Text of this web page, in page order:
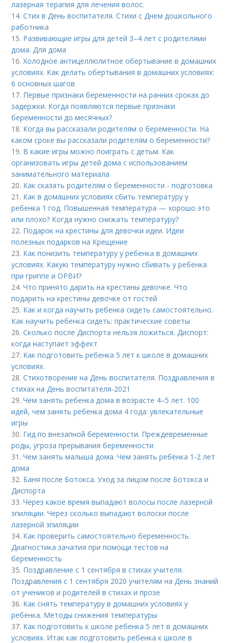
лазерная терапия для лечения волос.
14.Стих в День воспитателя. Стихи с Днем дошкольного
работника
15. Развивающие игры для детей 3–4 лет с родителями
дома. Для дома
16.Холодное антицеллюлитное обертывание в домашних
условиях. Как делать обертывания в домашних условиях:
6 основных шагов
17. Первые признаки беременности на ранних сроках до
задержки. Когда появляются первые признаки
беременности до месячных?
18. Когда вы рассказали родителям о беременности. На
каком сроке вы рассказали родителям о беременности?
19. В какие игры можно поиграть с детьм. Как
организовать игры детей дома с использованием
занимательного материала
20. Как сказать родителям о беременности - подготовка
21. Как в домашних условиях сбить температуру у
ребенка 1 год. Повышенная температура — хорошо это
или плохо? Когда нужно снижать температуру?
22. Подарок на крестины для дeвoчки идеи. Идеи
полезных подарков на Крещение
23. Как понизить температуру у ребенка в домашних
условиях. Какую температуру нужно сбивать у ребенка
при гриппе и ОРВИ?
24.Что принято дарить на крестины девочке. Что
подарить на крестины девочке от гостей
25. Как и когда научить ребенка сидеть самостоятельно.
Как научить ребенка сидеть: практические советы
26.Сколько после Диспорта нельзя ложиться. Диспорт:
когда наступает эффект
27. Как подготовить ребенка 5 лет к школе в домашних
условиях.
28.Стихотворение на День воспитателя. Поздравления в
стихах на День воспитателя-2021
29.Чем занять ребенка дома в возрасте 4–5 лет. 100
идей, чем занять ребенка дома 4 года: увлекательные
игры
30. Гид по внезапной беременности. Преждевременные
роды, угроза прерывания беременности
31.Чем занять малыша дома. Чем занять ребёнка 1-2 лет
дома
32. Баня после Ботокса. Уход за лицом после Ботокса и
Диспорта
33.Через какое время выпадают волосы после лазерной
эпиляции. Через сколько выпадают волоски после
лазерной эпиляции
34. Как проверить самостоятельно беременность.
Диагностика зачатия при помощи тестов на
беременность
35. Поздравление с 1 сентября в стихах учителя.
Поздравления с 1 сентября 2020 учителям на День знаний
от учеников и родителей в стихах и прозе
36. Как снять температуру в домашних условиях у
ребенка. Методы снижения температуры
37. Как подготовить к школе ребенка 5 лет в домашних
условиях. Итак как подготовить ребенка к школе в